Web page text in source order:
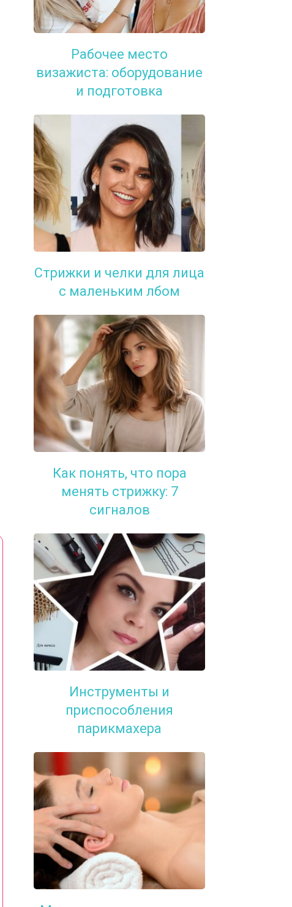
Рабочее место
визажиста: оборудование
и подготовка
Стрижки и челки для лица
с маленьким лбом
Как понять, что пора
менять стрижку: 7
сигналов
Инструменты и
приспособления
парикмахера